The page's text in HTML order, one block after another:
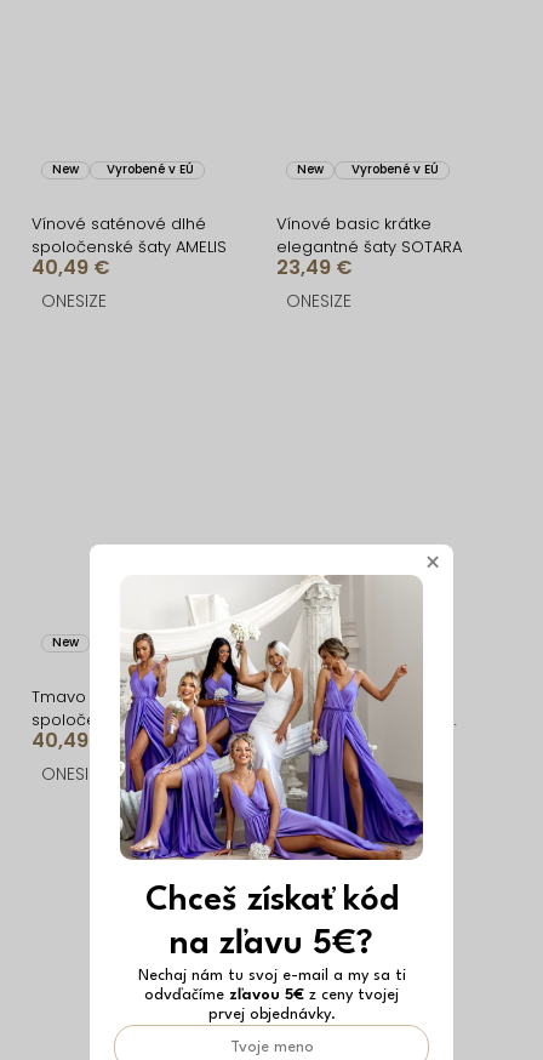
New Vyrobené v EÚ
Vínové saténové dlhé
spoločenské šaty AMELIS
40,49 €
ONESIZE
New Vyrobené v EÚ
Vínové basic krátke
elegantné šaty SOTARA
23,49 €
ONESIZE
New Vyrobené v EÚ
Tmavo hnedé saténové
spoločenské dlhé šaty
AMELIS
40,49 €
ONESIZE
New Vyrobené v EÚ
Tmavo hnedé basic
krátke elegantné šaty
SOTARA
23,49 €
ONESIZE
×
Chceš získať kód
na zľavu 5€?
Nechaj nám tu svoj e-mail a my sa ti
odvďačíme zľavou 5€ z ceny tvojej
prvej objednávky.